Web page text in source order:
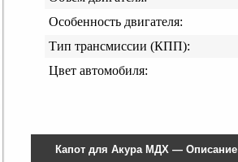
Особенность двигателя:
Тип трансмиссии (КПП):
Цвет автомобиля:
Капот для Акура МДХ — Описание